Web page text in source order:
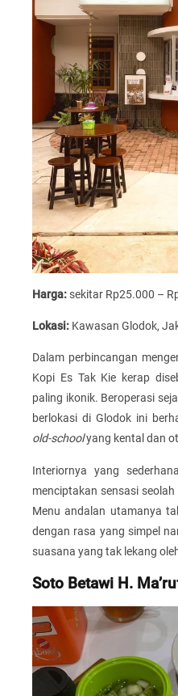
Harga: sekitar Rp25.000 –
Lokasi: Kawasan Glodok,
Dalam perbincangan
Kopi Es Tak Kie kerap
paling ikonik. Beroperasi
berlokasi di Glodok ini
old-schoolyang kental dan
Interiornya yang
menciptakan sensasi
Menu andalan utamanya
dengan rasa yang simpel
suasana yang tak lekang
Soto Betawi H.